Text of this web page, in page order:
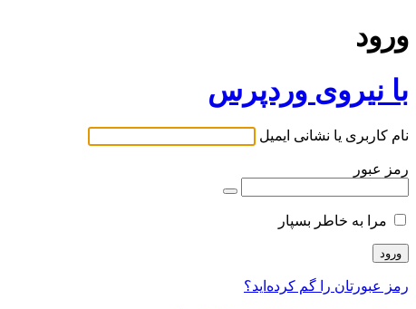
ورود
با نیروی وردپرس
نام کاربری یا نشانی ایمیل
رمز عبور
مرا به خاطر بسپار
رمز عبورتان را گم کرده‌اید؟